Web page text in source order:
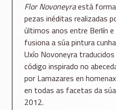
Flor Novoneyraestá
pezas inéditas realizadas
últimos anos entre Berlín
fusiona a súa pintura
Uxío Novoneyra
código inspirado no
por Lamazares en
en todas as facetas da
2012.